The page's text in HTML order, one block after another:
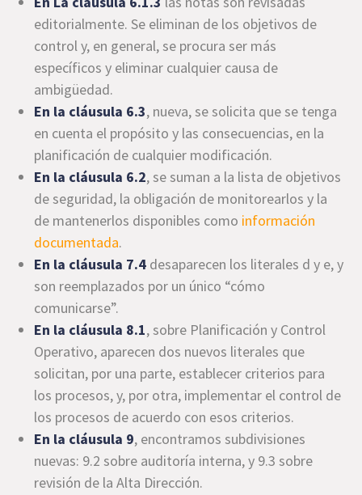
editorialmente. Se eliminan de los objetivos de
control y, en general, se procura ser más
específicos y eliminar cualquier causa de
ambigüedad.
En la cláusula 6.3, nueva, se solicita que se tenga
en cuenta el propósito y las consecuencias, en la
planificación de cualquier modificación.
En la cláusula 6.2, se suman a la lista de objetivos
de seguridad, la obligación de monitorearlos y la
de mantenerlos disponibles como información
documentada.
En la cláusula 7.4 desaparecen los literales d y e, y
son reemplazados por un único “cómo
comunicarse”.
En la cláusula 8.1, sobre Planificación y Control
Operativo, aparecen dos nuevos literales que
solicitan, por una parte, establecer criterios para
los procesos, y, por otra, implementar el control de
los procesos de acuerdo con esos criterios.
En la cláusula 9, encontramos subdivisiones
nuevas: 9.2 sobre auditoría interna, y 9.3 sobre
revisión de la Alta Dirección.